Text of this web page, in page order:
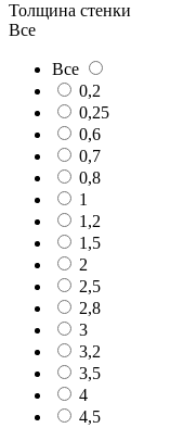
Толщина стенки
Все
Все
0,2
0,25
0,6
0,7
0,8
1
1,2
1,5
2
2,5
2,8
3
3,2
3,5
4
4,5